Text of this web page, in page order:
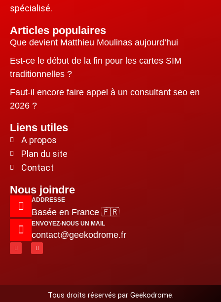
spécialisé.
Articles populaires
Que devient Matthieu Moulinas aujourd’hui
Est-ce le début de la fin pour les cartes SIM
traditionnelles ?
Faut-il encore faire appel à un consultant seo en
2026 ?
Liens utiles
A propos
Plan du site
Contact
Nous joindre
ADDRESSE
Basée en France 🇫🇷
ENVOYEZ-NOUS UN MAIL
contact@geekodrome.fr
Tous droits réservés par Geekodrome.